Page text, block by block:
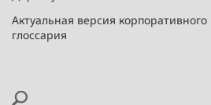
Актуальная версия корпоративного
глоссария